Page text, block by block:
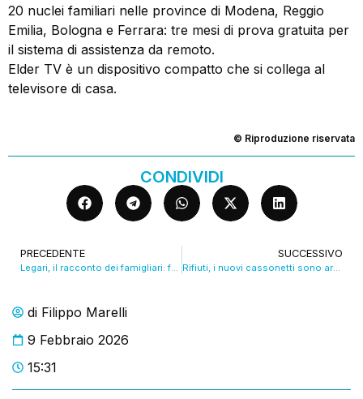
di Filippo Marelli
9 Febbraio 2026
15:31
20 nuclei familiari nelle province di Modena, Reggio
Emilia, Bologna e Ferrara: tre mesi di prova gratuita per
il sistema di assistenza da remoto.
Elder TV è un dispositivo compatto che si collega al
televisore di casa.
© Riproduzione riservata
CONDIVIDI
PRECEDENTE
Legari, il racconto dei famigliari: focus sulla scomparsa. VIDEO
SUCCESSIVO
Rifiuti, i nuovi cassonetti sono arrivati in zona Morane